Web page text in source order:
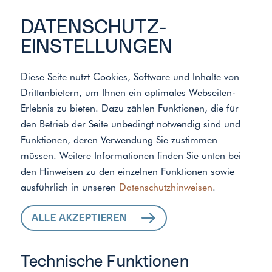
DATENSCHUTZ­
EINSTELLUNGEN
Diese Seite nutzt Cookies, Software und Inhalte von
Drittanbietern, um Ihnen ein optimales Webseiten-
Erlebnis zu bieten. Dazu zählen Funktionen, die für
den Betrieb der Seite unbedingt notwendig sind und
Funktionen, deren Verwendung Sie zustimmen
müssen. Weitere Informationen finden Sie unten bei
den Hinweisen zu den einzelnen Funktionen sowie
ausführlich in unseren Datenschutzhinweisen.
ALLE AKZEPTIEREN
Technische Funktionen
Meister der Elemente
ALLE LEISTUNGEN
FÜR IHR ZUHAUSE